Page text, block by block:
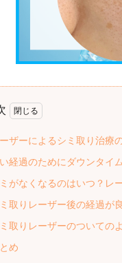
ザーによるシミ取り治療
経過のためにダウンタイ
がなくなるのはいつ？レ
取りレーザー後の経過が
取りレーザーのついての
め